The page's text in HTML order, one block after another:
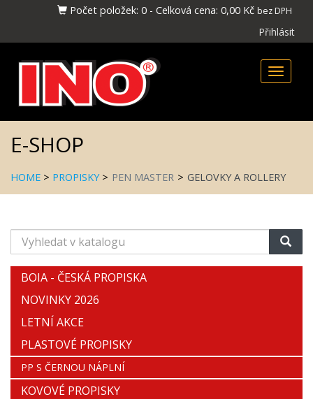
Počet položek: 0 - Celková cena: 0,00 Kč bez DPH
Přihlásit
Toggle
E-SHOP
HOME > PROPISKY> PEN MASTER > GELOVKY A ROLLERY
Vyhledat
v
katalogu
BOIA - ČESKÁ PROPISKA
NOVINKY 2026
LETNÍ AKCE
PLASTOVÉ PROPISKY
PP S ČERNOU NÁPLNÍ
KOVOVÉ PROPISKY